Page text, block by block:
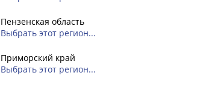
Пензенская область
Выбрать этот регион...
Приморский край
Выбрать этот регион...